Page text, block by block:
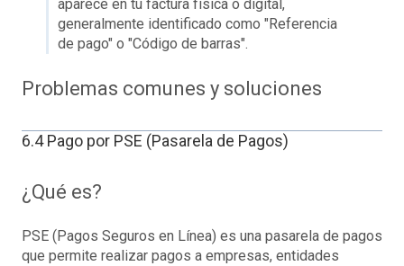
aparece en tu factura física o digital,
generalmente identificado como "Referencia
de pago" o "Código de barras".
Problemas comunes y soluciones
6.4 Pago por PSE (Pasarela de Pagos)
¿Qué es?
PSE (Pagos Seguros en Línea) es una pasarela de pagos
que permite realizar pagos a empresas, entidades